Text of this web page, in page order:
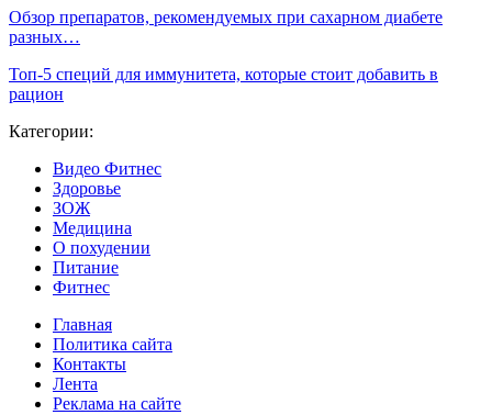
Обзор препаратов, рекомендуемых при сахарном диабете
разных…
Топ-5 специй для иммунитета, которые стоит добавить в
рацион
Категории:
Видео Фитнес
Здоровье
ЗОЖ
Медицина
О похудении
Питание
Фитнес
Главная
Политика сайта
Контакты
Лента
Реклама на сайте